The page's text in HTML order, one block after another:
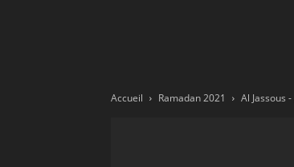
Accueil Ramadan 2021